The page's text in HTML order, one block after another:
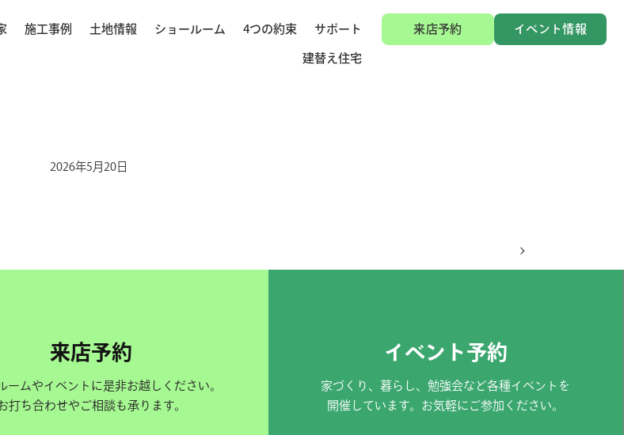
施工事例 土地情報 ショールーム 4つの約束 サポート
建替え住宅
来店予約 イベント情報
2026年5月20日
来店予約
ームやイベントに是非お越しください。
打ち合わせやご相談も承ります。
イベント予約
家づくり、暮らし、勉強会など各種イベントを
開催しています。お気軽にご参加ください。